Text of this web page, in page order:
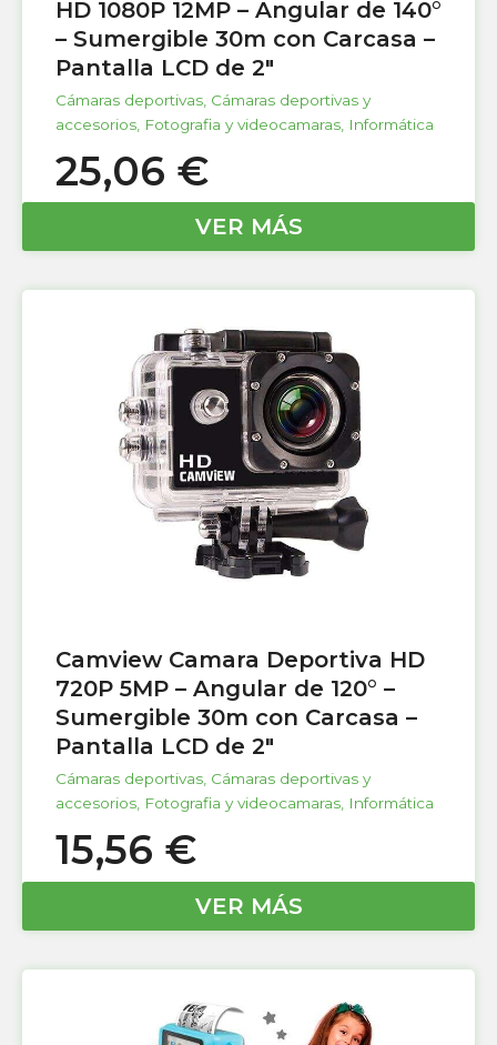
HD 1080P 12MP – Angular de 140°
– Sumergible 30m con Carcasa –
Pantalla LCD de 2″
Cámaras deportivas Cámaras deportivas y
accesorios Fotografia y videocamaras Informática
25,06 €
VER MÁS
Camview Camara Deportiva HD
720P 5MP – Angular de 120° –
Sumergible 30m con Carcasa –
Pantalla LCD de 2″
Cámaras deportivas, Cámaras deportivas y
accesorios, Fotografia y videocamaras, Informática
15,56 €
VER MÁS